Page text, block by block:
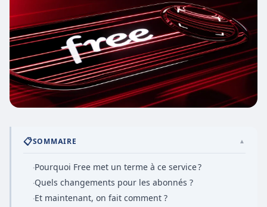
📋SOMMAIRE ▲
·Pourquoi Free met un terme à ce service ?
·Quels changements pour les abonnés ?
·Et maintenant, on fait comment ?